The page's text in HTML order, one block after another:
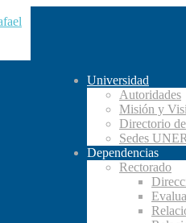
Universidad
Autoridades
Misión y
Directorio
Sedes
Dependencias
Rectorado